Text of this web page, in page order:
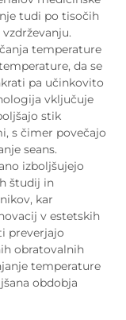
tudi po tisočih
temperature
da se
pa učinkovito
vključuje
stik
s čimer povečajo
seans.
izboljšujejo
študij in
kar
v estetskih
preverjajo
obratovalnih
temperature
obdobja